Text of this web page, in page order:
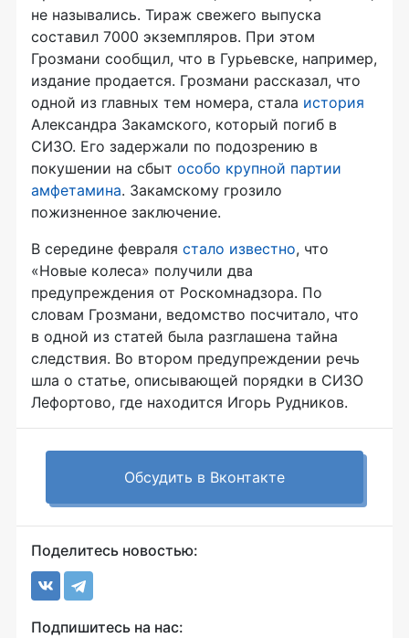
не назывались. Тираж свежего выпуска
составил 7000 экземпляров. При этом
Грозмани сообщил, что в Гурьевске, например,
издание продается. Грозмани рассказал, что
одной из главных тем номера, стала история
Александра Закамского, который погиб в
СИЗО. Его задержали по подозрению в
покушении на сбыт особо крупной партии
амфетамина. Закамскому грозило
пожизненное заключение.
В середине февраля стало известно, что
«Новые колеса» получили два
предупреждения от Роскомнадзора. По
словам Грозмани, ведомство посчитало, что
в одной из статей была разглашена тайна
следствия. Во втором предупреждении речь
шла о статье, описывающей порядки в СИЗО
Лефортово, где находится Игорь Рудников.
Обсудить в Вконтакте
Поделитесь новостью:
Подпишитесь на нас: